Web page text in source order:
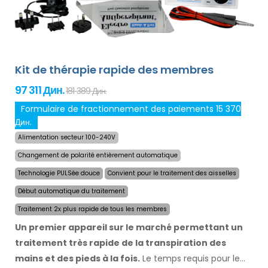
Kit de thérapie rapide des membres
97 311 Дин.181 389 Дин.
Formulaire de fractionnement des paiements 15 370
Дин.
Alimentation secteur 100-240V
Changement de polarité entièrement automatique
Technologie PULSée douce
Convient pour le traitement des aisselles
Début automatique du traitement
Traitement 2x plus rapide de tous les membres
Un premier appareil sur le marché permettant un
traitement très rapide de la transpiration des
mains et des pieds à la fois. Le temps requis pour le